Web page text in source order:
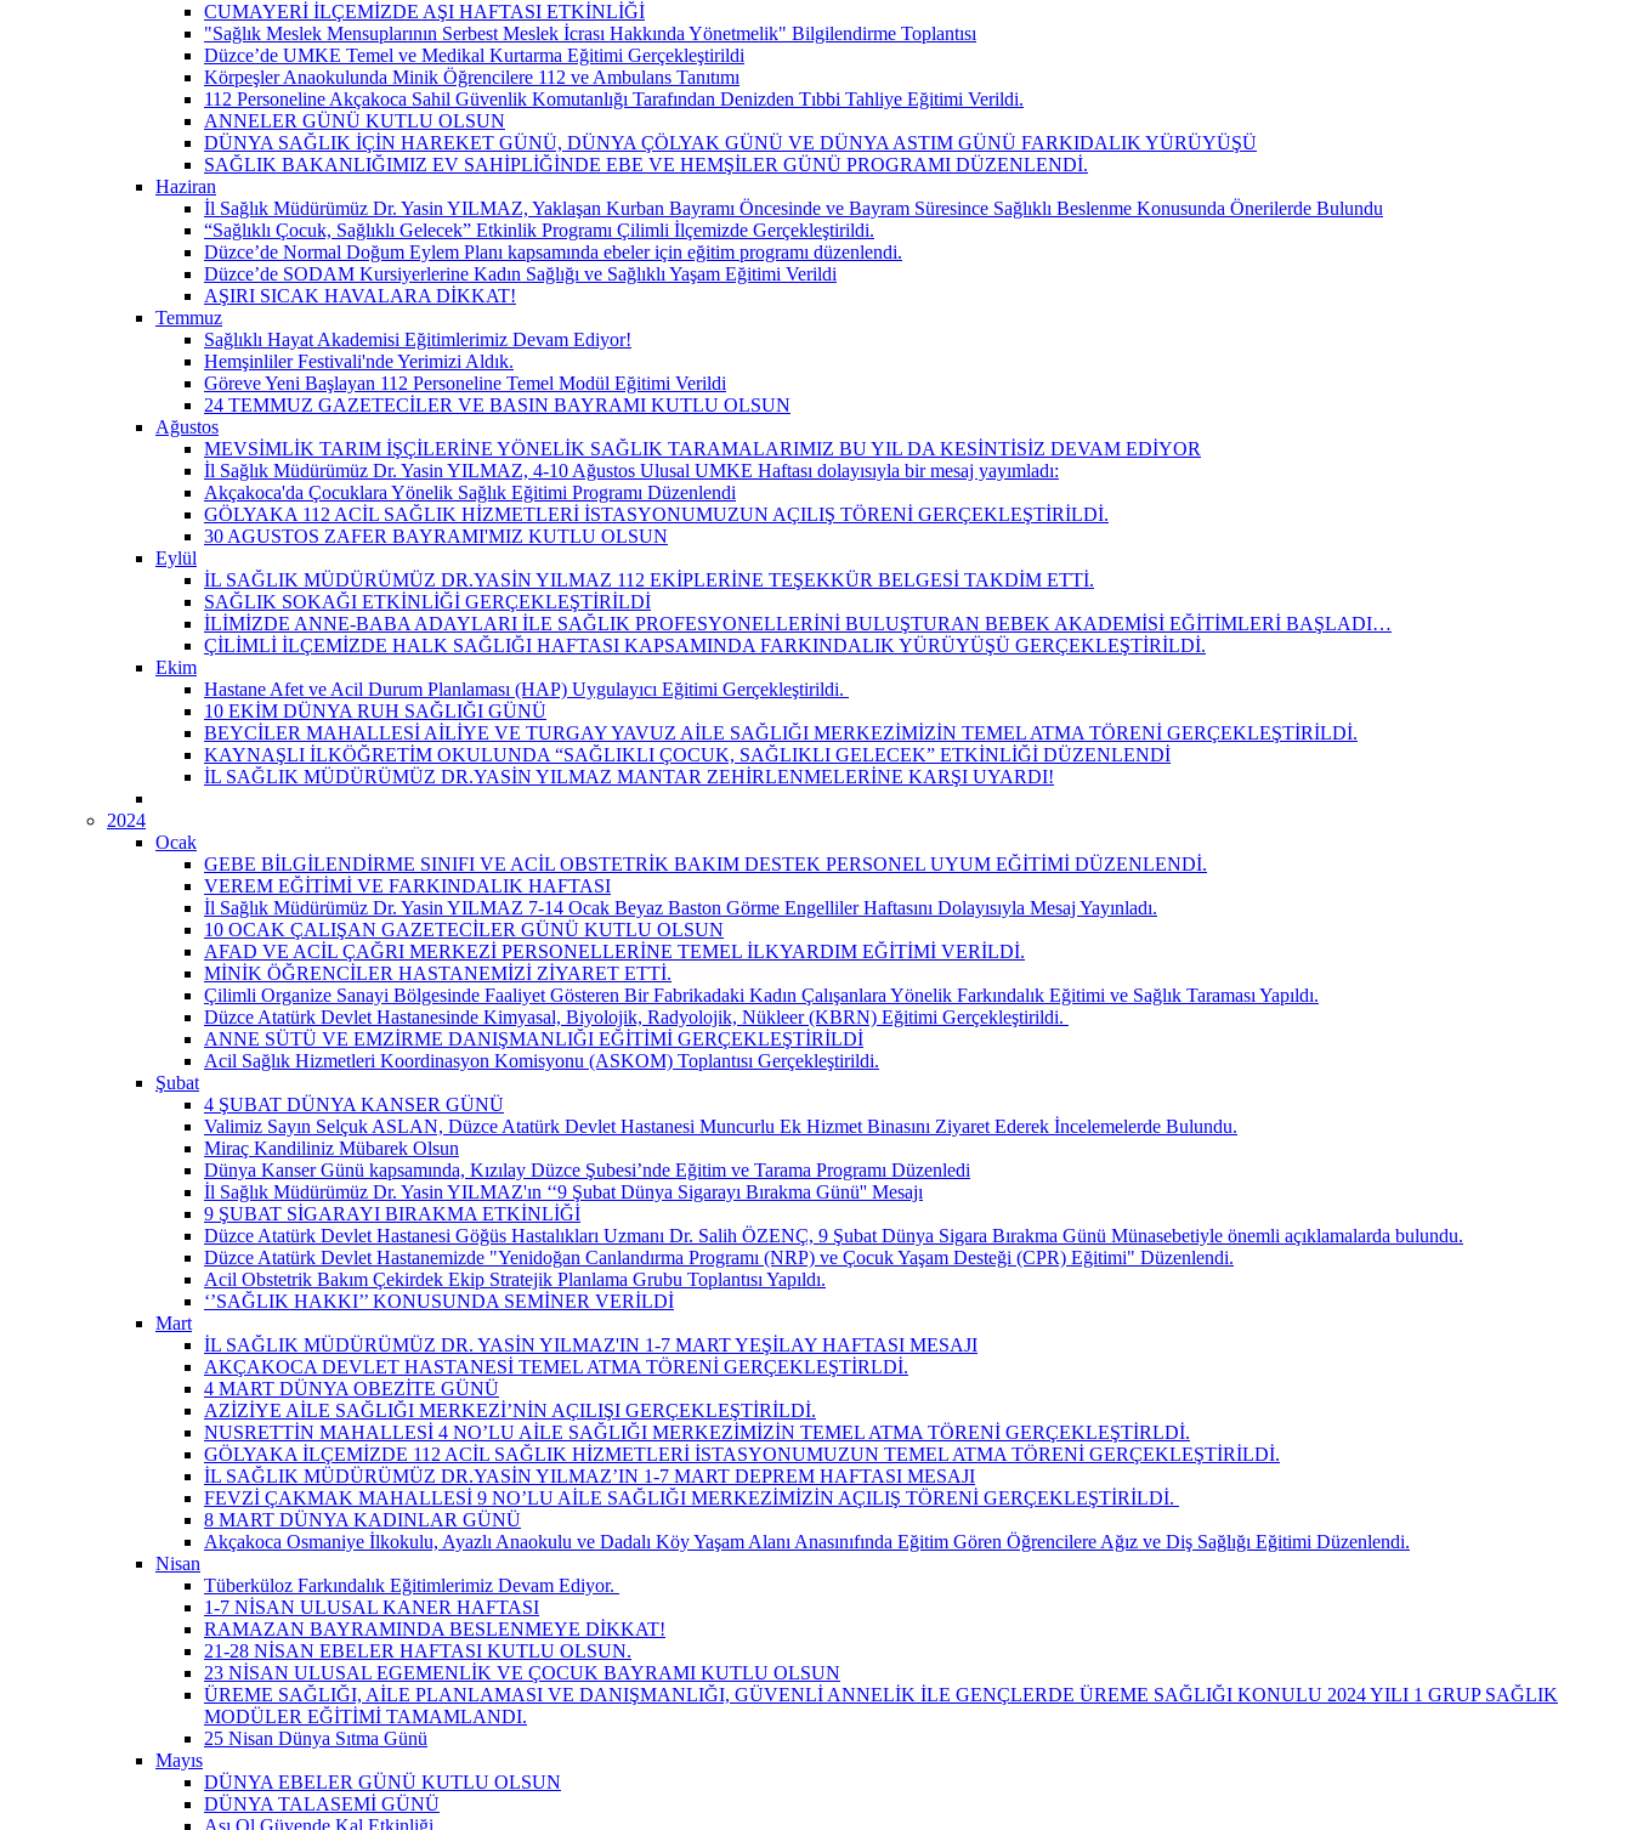
CUMAYERİ İLÇEMİZDE AŞI HAFTASI ETKİNLİĞİ
"Sağlık Meslek Mensuplarının Serbest Meslek İcrası Hakkında Yönetmelik" Bilgilendirme Toplantısı
Düzce’de UMKE Temel ve Medikal Kurtarma Eğitimi Gerçekleştirildi
Körpeşler Anaokulunda Minik Öğrencilere 112 ve Ambulans Tanıtımı
112 Personeline Akçakoca Sahil Güvenlik Komutanlığı Tarafından Denizden Tıbbi Tahliye Eğitimi Verildi.
ANNELER GÜNÜ KUTLU OLSUN
DÜNYA SAĞLIK İÇİN HAREKET GÜNÜ, DÜNYA ÇÖLYAK GÜNÜ VE DÜNYA ASTIM GÜNÜ FARKIDALIK YÜRÜYÜŞÜ
SAĞLIK BAKANLIĞIMIZ EV SAHİPLİĞİNDE EBE VE HEMŞİLER GÜNÜ PROGRAMI DÜZENLENDİ.
Haziran
İl Sağlık Müdürümüz Dr. Yasin YILMAZ, Yaklaşan Kurban Bayramı Öncesinde ve Bayram Süresince Sağlıklı Beslenme Konusunda Önerilerde Bulundu
“Sağlıklı Çocuk, Sağlıklı Gelecek” Etkinlik Programı Çilimli İlçemizde Gerçekleştirildi.
Düzce’de Normal Doğum Eylem Planı kapsamında ebeler için eğitim programı düzenlendi.
Düzce’de SODAM Kursiyerlerine Kadın Sağlığı ve Sağlıklı Yaşam Eğitimi Verildi
AŞIRI SICAK HAVALARA DİKKAT!
Temmuz
Sağlıklı Hayat Akademisi Eğitimlerimiz Devam Ediyor!
Hemşinliler Festivali'nde Yerimizi Aldık.
Göreve Yeni Başlayan 112 Personeline Temel Modül Eğitimi Verildi
24 TEMMUZ GAZETECİLER VE BASIN BAYRAMI KUTLU OLSUN
Ağustos
MEVSİMLİK TARIM İŞÇİLERİNE YÖNELİK SAĞLIK TARAMALARIMIZ BU YIL DA KESİNTİSİZ DEVAM EDİYOR
İl Sağlık Müdürümüz Dr. Yasin YILMAZ, 4-10 Ağustos Ulusal UMKE Haftası dolayısıyla bir mesaj yayımladı:
Akçakoca'da Çocuklara Yönelik Sağlık Eğitimi Programı Düzenlendi
GÖLYAKA 112 ACİL SAĞLIK HİZMETLERİ İSTASYONUMUZUN AÇILIŞ TÖRENİ GERÇEKLEŞTİRİLDİ.
30 AGUSTOS ZAFER BAYRAMI'MIZ KUTLU OLSUN
Eylül
İL SAĞLIK MÜDÜRÜMÜZ DR.YASİN YILMAZ 112 EKİPLERİNE TEŞEKKÜR BELGESİ TAKDİM ETTİ.
SAĞLIK SOKAĞI ETKİNLİĞİ GERÇEKLEŞTİRİLDİ
İLİMİZDE ANNE-BABA ADAYLARI İLE SAĞLIK PROFESYONELLERİNİ BULUŞTURAN BEBEK AKADEMİSİ EĞİTİMLERİ BAŞLADI…
ÇİLİMLİ İLÇEMİZDE HALK SAĞLIĞI HAFTASI KAPSAMINDA FARKINDALIK YÜRÜYÜŞÜ GERÇEKLEŞTİRİLDİ.
Ekim
Hastane Afet ve Acil Durum Planlaması (HAP) Uygulayıcı Eğitimi Gerçekleştirildi. ​
10 EKİM DÜNYA RUH SAĞLIĞI GÜNÜ
BEYCİLER MAHALLESİ AİLİYE VE TURGAY YAVUZ AİLE SAĞLIĞI MERKEZİMİZİN TEMEL ATMA TÖRENİ GERÇEKLEŞTİRİLDİ.
KAYNAŞLI İLKÖĞRETİM OKULUNDA “SAĞLIKLI ÇOCUK, SAĞLIKLI GELECEK” ETKİNLİĞİ DÜZENLENDİ
İL SAĞLIK MÜDÜRÜMÜZ DR.YASİN YILMAZ MANTAR ZEHİRLENMELERİNE KARŞI UYARDI!
2024
Ocak
GEBE BİLGİLENDİRME SINIFI VE ACİL OBSTETRİK BAKIM DESTEK PERSONEL UYUM EĞİTİMİ DÜZENLENDİ.
VEREM EĞİTİMİ VE FARKINDALIK HAFTASI
İl Sağlık Müdürümüz Dr. Yasin YILMAZ 7-14 Ocak Beyaz Baston Görme Engelliler Haftasını Dolayısıyla Mesaj Yayınladı.
10 OCAK ÇALIŞAN GAZETECİLER GÜNÜ KUTLU OLSUN
AFAD VE ACİL ÇAĞRI MERKEZİ PERSONELLERİNE TEMEL İLKYARDIM EĞİTİMİ VERİLDİ.
MİNİK ÖĞRENCİLER HASTANEMİZİ ZİYARET ETTİ.
Çilimli Organize Sanayi Bölgesinde Faaliyet Gösteren Bir Fabrikadaki Kadın Çalışanlara Yönelik Farkındalık Eğitimi ve Sağlık Taraması Yapıldı.
Düzce Atatürk Devlet Hastanesinde Kimyasal, Biyolojik, Radyolojik, Nükleer (KBRN) Eğitimi Gerçekleştirildi. ​
ANNE SÜTÜ VE EMZİRME DANIŞMANLIĞI EĞİTİMİ GERÇEKLEŞTİRİLDİ
Acil Sağlık Hizmetleri Koordinasyon Komisyonu (ASKOM) Toplantısı Gerçekleştirildi.
Şubat
4 ŞUBAT DÜNYA KANSER GÜNÜ
Valimiz Sayın Selçuk ASLAN, Düzce Atatürk Devlet Hastanesi Muncurlu Ek Hizmet Binasını Ziyaret Ederek İncelemelerde Bulundu.
Miraç Kandiliniz Mübarek Olsun
Dünya Kanser Günü kapsamında, Kızılay Düzce Şubesi’nde Eğitim ve Tarama Programı Düzenledi
İl Sağlık Müdürümüz Dr. Yasin YILMAZ'ın ‘‘9 Şubat Dünya Sigarayı Bırakma Günü'' Mesajı
9 ŞUBAT SİGARAYI BIRAKMA ETKİNLİĞİ
Düzce Atatürk Devlet Hastanesi Göğüs Hastalıkları Uzmanı Dr. Salih ÖZENÇ, 9 Şubat Dünya Sigara Bırakma Günü Münasebetiyle önemli açıklamalarda bulundu.
Düzce Atatürk Devlet Hastanemizde "Yenidoğan Canlandırma Programı (NRP) ve Çocuk Yaşam Desteği (CPR) Eğitimi" Düzenlendi.
Acil Obstetrik Bakım Çekirdek Ekip Stratejik Planlama Grubu Toplantısı Yapıldı.
‘’SAĞLIK HAKKI’’ KONUSUNDA SEMİNER VERİLDİ
Mart
İL SAĞLIK MÜDÜRÜMÜZ DR. YASİN YILMAZ'IN 1-7 MART YEŞİLAY HAFTASI MESAJI
AKÇAKOCA DEVLET HASTANESİ TEMEL ATMA TÖRENİ GERÇEKLEŞTİRLDİ.
4 MART DÜNYA OBEZİTE GÜNÜ
AZİZİYE AİLE SAĞLIĞI MERKEZİ’NİN AÇILIŞI GERÇEKLEŞTİRİLDİ.
NUSRETTİN MAHALLESİ 4 NO’LU AİLE SAĞLIĞI MERKEZİMİZİN TEMEL ATMA TÖRENİ GERÇEKLEŞTİRLDİ.
GÖLYAKA İLÇEMİZDE 112 ACİL SAĞLIK HİZMETLERİ İSTASYONUMUZUN TEMEL ATMA TÖRENİ GERÇEKLEŞTİRİLDİ.
İL SAĞLIK MÜDÜRÜMÜZ DR.YASİN YILMAZ’IN 1-7 MART DEPREM HAFTASI MESAJI
FEVZİ ÇAKMAK MAHALLESİ 9 NO’LU AİLE SAĞLIĞI MERKEZİMİZİN AÇILIŞ TÖRENİ GERÇEKLEŞTİRİLDİ. ​
8 MART DÜNYA KADINLAR GÜNÜ
Akçakoca Osmaniye İlkokulu, Ayazlı Anaokulu ve Dadalı Köy Yaşam Alanı Anasınıfında Eğitim Gören Öğrencilere Ağız ve Diş Sağlığı Eğitimi Düzenlendi.
Nisan
Tüberküloz Farkındalık Eğitimlerimiz Devam Ediyor. ​
1-7 NİSAN ULUSAL KANER HAFTASI
RAMAZAN BAYRAMINDA BESLENMEYE DİKKAT!
21-28 NİSAN EBELER HAFTASI KUTLU OLSUN.
23 NİSAN ULUSAL EGEMENLİK VE ÇOCUK BAYRAMI KUTLU OLSUN
ÜREME SAĞLIĞI, AİLE PLANLAMASI VE DANIŞMANLIĞI, GÜVENLİ ANNELİK İLE GENÇLERDE ÜREME SAĞLIĞI KONULU 2024 YILI 1 GRUP SAĞLIK
MODÜLER EĞİTİMİ TAMAMLANDI.
25 Nisan Dünya Sıtma Günü
Mayıs
DÜNYA EBELER GÜNÜ KUTLU OLSUN
DÜNYA TALASEMİ GÜNÜ
Aşı Ol Güvende Kal Etkinliği ​